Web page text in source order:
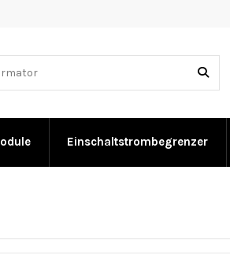
Einschaltstrombegrenzer